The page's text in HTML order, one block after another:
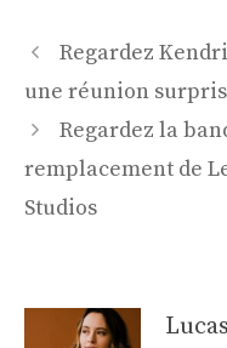
Navigation
des
Regardez
une réunion
Regardez la
remplacement de
Studios